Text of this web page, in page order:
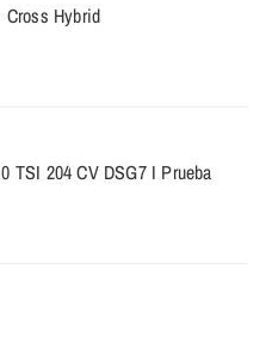
Cross Hybrid
TSI 204 CV DSG7 I Prueba